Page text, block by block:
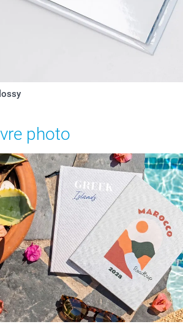
photo